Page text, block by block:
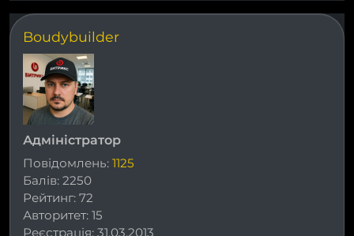
Boudybuilder
Адміністратор
Повідомлень: 1125
Балів: 2250
Рейтинг: 72
Авторитет: 15
Реєстрація: 31.03.2013